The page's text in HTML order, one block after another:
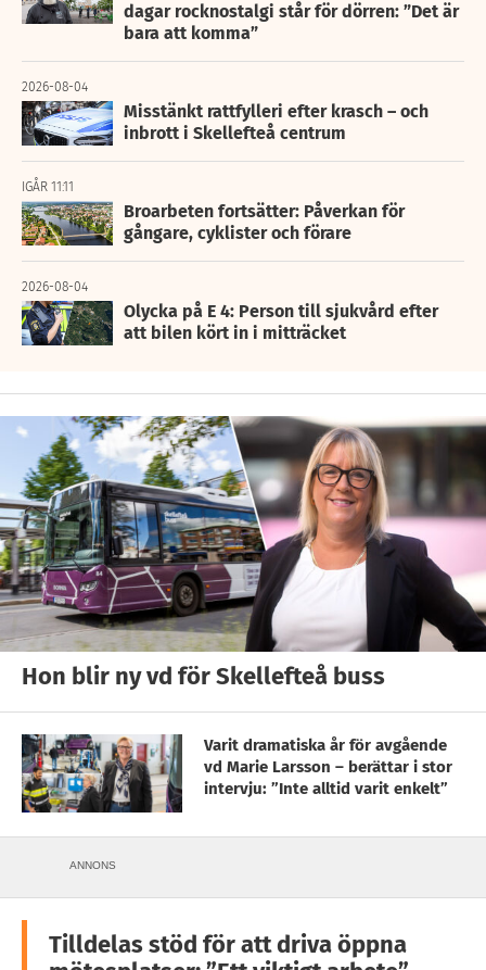
dagar rocknostalgi står för dörren: ”Det är
bara att komma”
2026-08-04
Misstänkt rattfylleri efter krasch – och
inbrott i Skellefteå centrum
IGÅR 11:11
Broarbeten fortsätter: Påverkan för
gångare, cyklister och förare
2026-08-04
Olycka på E 4: Person till sjukvård efter
att bilen kört in i mitträcket
Hon blir ny vd för Skellefteå buss
Varit dramatiska år för avgående
vd Marie Larsson – berättar i stor
intervju: ”Inte alltid varit enkelt”
ANNONS
Tilldelas stöd för att driva öppna